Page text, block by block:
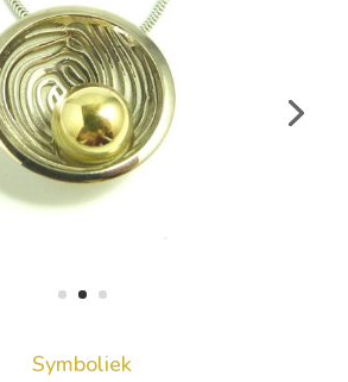
Symboliek